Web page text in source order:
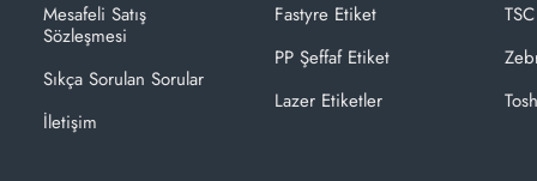
Mesafeli Satış
Sözleşmesi
Sıkça Sorulan Sorular
İletişim
Fastyre Etiket
PP Şeffaf Etiket
Lazer Etiketler